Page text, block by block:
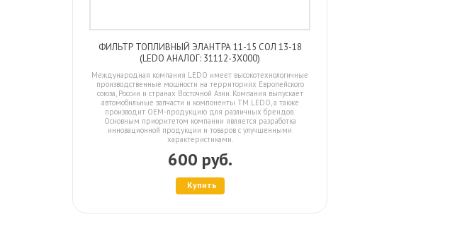
ФИЛЬТР ТОПЛИВНЫЙ ЭЛАНТРА 11-15 СОЛ 13-18
(LEDO АНАЛОГ: 31112-3X000)
Международная компания LEDO имеет высокотехнологичные
производственные мощности на территориях Европейского
союза, России и странах Восточной Азии. Компания выпускает
автомобильные запчасти и компоненты ТМ LEDO, а также
производит OEM-продукцию для различных брендов.
Основным приоритетом компании является разработка
инновационной продукции и товаров с улучшенными
характеристиками.
600 руб.
Купить